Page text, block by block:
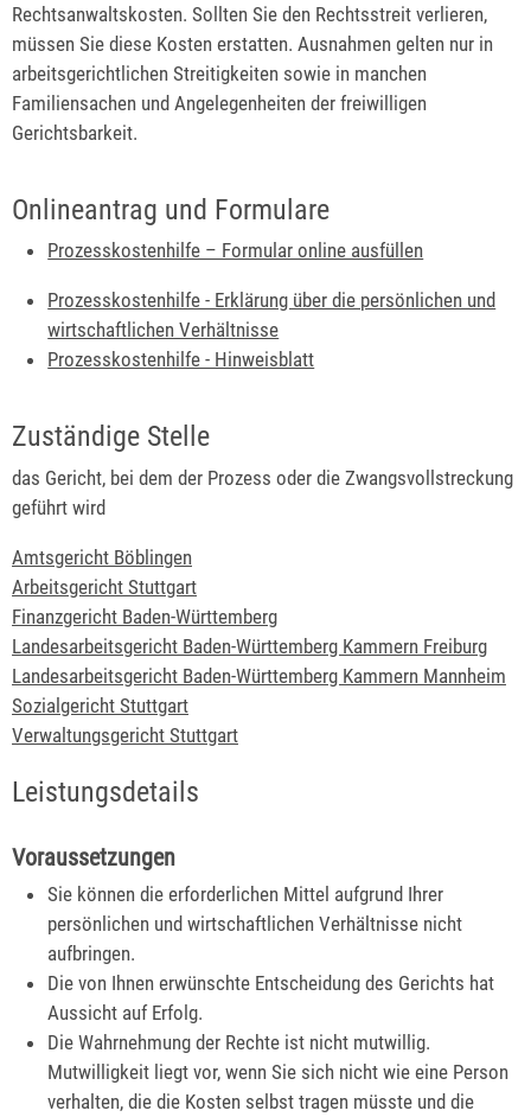
Rechtsanwaltskosten. Sollten Sie den Rechtsstreit verlieren,
müssen Sie diese Kosten erstatten. Ausnahmen gelten nur in
arbeitsgerichtlichen Streitigkeiten sowie in manchen
Familiensachen und Angelegenheiten der freiwilligen
Gerichtsbarkeit.
Onlineantrag und Formulare
Prozesskosten­hilfe – Formular online ausfüllen
Prozesskostenhilfe - Erklärung über die persönlichen und
wirtschaftlichen Verhältnisse
Prozesskostenhilfe - Hinweisblatt
Zuständige Stelle
das Gericht, bei dem der Prozess oder die Zwangsvollstreckung
geführt wird
Amtsgericht Böblingen
Arbeitsgericht Stuttgart
Finanzgericht Baden-Württemberg
Landesarbeitsgericht Baden-Württemberg Kammern Freiburg
Landesarbeitsgericht Baden-Württemberg Kammern Mannheim
Sozialgericht Stuttgart
Verwaltungsgericht Stuttgart
Leistungsdetails
Voraussetzungen
Sie können die erforderlichen Mittel aufgrund Ihrer
persönlichen und wirtschaftlichen Verhältnisse nicht
aufbringen.
Die von Ihnen erwünschte Entscheidung des Gerichts hat
Aussicht auf Erfolg.
Die Wahrnehmung der Rechte ist nicht mutwillig.
Mutwilligkeit liegt vor, wenn Sie sich nicht wie eine Person
verhalten, die die Kosten selbst tragen müsste und die